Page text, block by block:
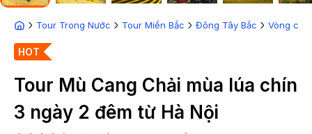
Tour Trong Nước Tour Miền Bắc Đông Tây Bắc Vòng
HOT
Tour Mù Cang Chải mùa lúa chín
3 ngày 2 đêm từ Hà Nội